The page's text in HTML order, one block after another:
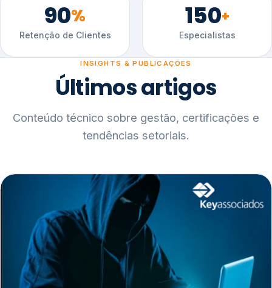
90%
Retenção de Clientes
150+
Especialistas
INSIGHTS & PUBLICAÇÕES
Últimos artigos
Conteúdo técnico sobre gestão, certificações e
tendências setoriais.